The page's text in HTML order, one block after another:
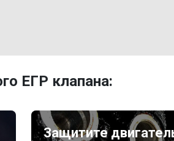
ЕГР клапана:
Защитите